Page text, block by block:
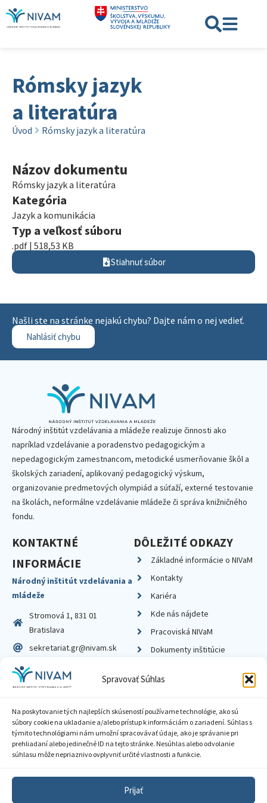
Spravovať Súhlas
Na poskytovanie tých najlepších skúseností používame technológie, ako sú
súbory cookie na ukladanie a/alebo prístup k informáciám o zariadení. Súhlas s
týmito technológiami nám umožní spracovávať údaje, ako je správanie pri
prehliadaní alebo jedinečné ID na tejto stránke. Nesúhlas alebo odvolanie
súhlasu môže nepriaznivo ovplyvniť určité vlastnosti a funkcie.
Prijať
Rómsky jazyk
a literatúra
Úvod Rómsky jazyk a literatúra
Názov dokumentu
Rómsky jazyk a literatúra
Kategória
Jazyk a komunikácia
Typ a veľkosť súboru
.pdf | 518,53 KB
Stiahnuť súbor
Našli ste na stránke nejakú chybu? Dajte nám o nej vedieť.
Nahlásiť chybu
Národný inštitút vzdelávania a mládeže realizuje činnosti ako
napríklad vzdelávanie a poradenstvo pedagogickým a
nepedagogickým zamestnancom, metodické usmerňovanie škôl a
školských zariadení, aplikovaný pedagogický výskum,
organizovanie predmetových olympiád a súťaží, externé testovanie
na školách, neformálne vzdelávanie mládeže či správa knižničného
fondu.
KONTAKTNÉ
INFORMÁCIE
Národný inštitút vzdelávania a
mládeže
Stromová 1, 831 01
Bratislava
sekretariat.gr@nivam.sk
IČO: 00164348
DIČ: 2020798714
DÔLEŽITÉ ODKAZY
Základné informácie o NIVaM
Kontakty
Kariéra
Kde nás nájdete
Pracoviská NIVaM
Dokumenty inštitúcie
Zásady ochrany súkromia
Sprístupnenie informácií